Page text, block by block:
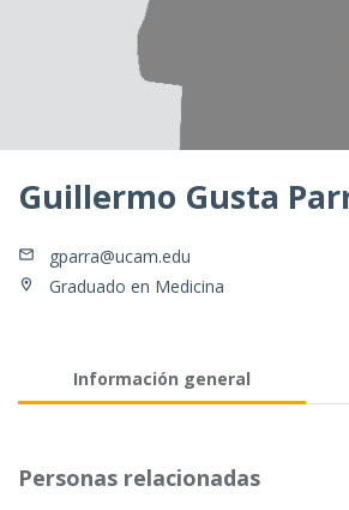
Guillermo Gusta
gparra@ucam.edu
Graduado en Medicina
Información general
Personas relacionadas